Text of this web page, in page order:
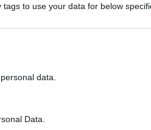
to use your data for below
data.
Data.